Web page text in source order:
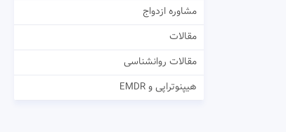
مشاوره ازدواج
مقالات
مقالات روانشناسی
هیپنوتراپی و EMDR